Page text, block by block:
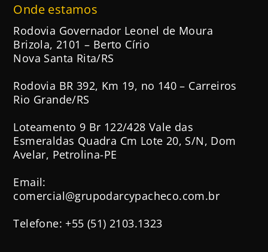
Onde estamos
Rodovia Governador Leonel de Moura
Brizola, 2101 – Berto Círio
Nova Santa Rita/RS
Rodovia BR 392, Km 19, no 140 – Carreiros
Rio Grande/RS
Loteamento 9 Br 122/428 Vale das
Esmeraldas Quadra Cm Lote 20, S/N, Dom
Avelar, Petrolina-PE
Email:
comercial@grupodarcypacheco.com.br
Telefone: +55 (51) 2103.1323